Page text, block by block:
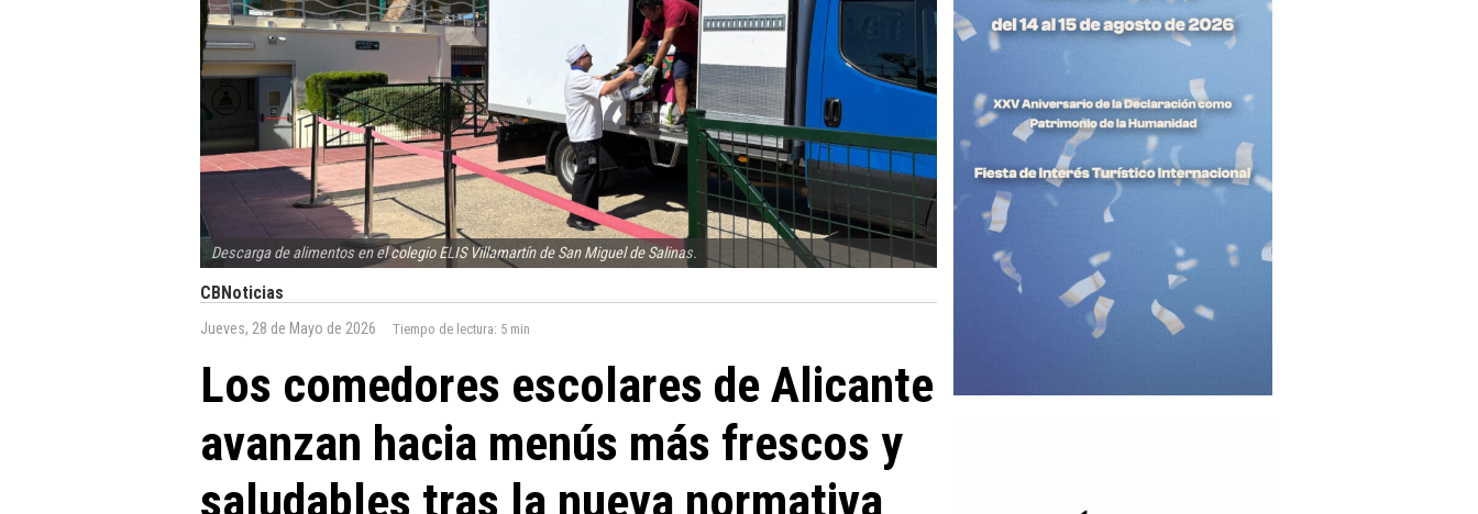
Descarga de alimentos en el colegio ELIS Villamartín de San Miguel de Salinas.
CBNoticias
Jueves, 28 de Mayo de 2026 Tiempo de lectura: 5 min
Los comedores escolares de Alicante
avanzan hacia menús más frescos y
saludables tras la nueva normativa